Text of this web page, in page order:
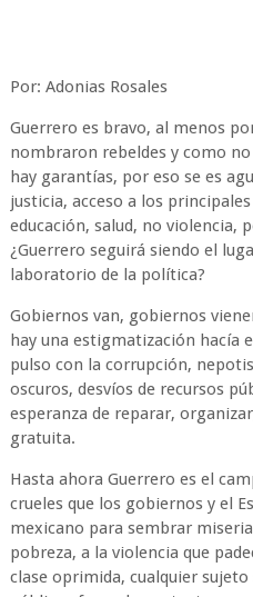
Por: Adonias Rosales
Guerrero es bravo, al menos
nombraron rebeldes y como
hay garantías, por eso se es
justicia, acceso a los
educación, salud, no violencia,
¿Guerrero seguirá siendo el
laboratorio de la política?
Gobiernos van, gobiernos
hay una estigmatización hacía
pulso con la corrupción,
oscuros, desvíos de recursos
esperanza de reparar,
gratuita.
Hasta ahora Guerrero es el
crueles que los gobiernos y el
mexicano para sembrar
pobreza, a la violencia que
clase oprimida, cualquier